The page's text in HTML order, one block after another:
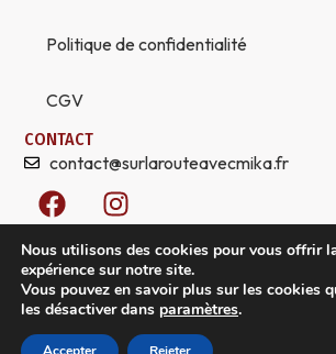
Politique de confidentialité
CGV
CONTACT
contact@surlarouteavecmika.fr
F
a
c
e
b
o
I
n
s
t
a
© 2026 Sur la route avec Mika, tous
Nous utilisons des cookies pour vous offrir
expérience sur notre site.
Vous pouvez en savoir plus sur les cookies
les désactiver dans paramètres.